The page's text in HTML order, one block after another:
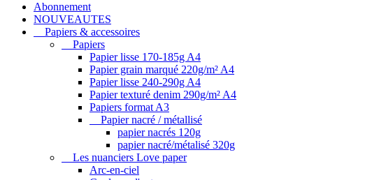
Abonnement
NOUVEAUTES
Papiers & accessoires
Papiers
Papier lisse 170-185g A4
Papier grain marqué 220g/m² A4
Papier lisse 240-290g A4
Papier texturé denim 290g/m² A4
Papiers format A3
Papier nacré / métallisé
papier nacrés 120g
papier nacré/métalisé 320g
Les nuanciers Love paper
Arc-en-ciel